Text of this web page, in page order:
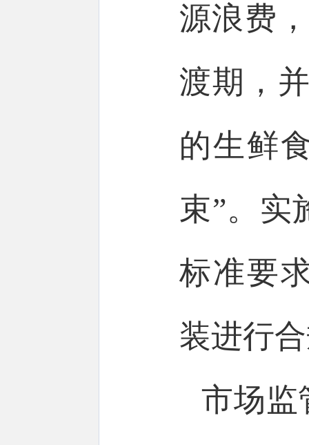
源浪费
渡期，
的生鲜
束”。实
标准要
装进行
市场监